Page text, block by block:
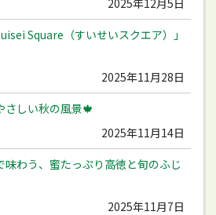
Square（すいせいスクエア）」
2025年11月28日
さしい秋の風景🍁
2025年11月14日
わう、蜜たっぷり高徳と旬のふじ
2025年11月7日